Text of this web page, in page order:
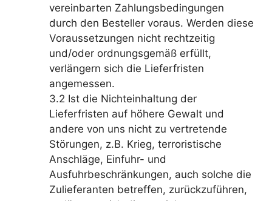
vereinbarten Zahlungsbedingungen
durch den Besteller voraus. Werden diese
Voraussetzungen nicht rechtzeitig
und/oder ordnungsgemäß erfüllt,
verlängern sich die Lieferfristen
angemessen.
3.2 Ist die Nichteinhaltung der
Lieferfristen auf höhere Gewalt und
andere von uns nicht zu vertretende
Störungen, z.B. Krieg, terroristische
Anschläge, Einfuhr- und
Ausfuhrbeschränkungen, auch solche die
Zulieferanten betreffen, zurückzuführen,